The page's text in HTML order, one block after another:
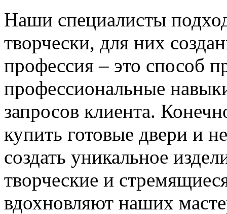
Наши специалисты
творчески, для них
профессия – это способ
профессиональные
запросов клиента.
купить готовые двери и
создать уникальное
творческие и
вдохновляют наших